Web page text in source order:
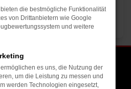
Standort aus
die bestmögliche Funktionalität
von Drittanbietern wie Google
und weitere
es uns, die Nutzung der
um die Leistung zu messen und
werden Technologien eingesetzt,